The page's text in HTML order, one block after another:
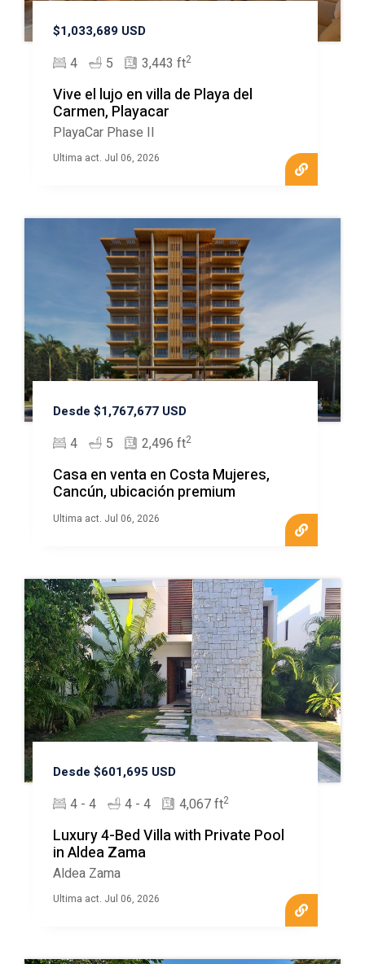
$1,033,689 USD
4 5 3,443 ft2
Vive el lujo en villa de Playa del
Carmen, Playacar
PlayaCar Phase II
Ultima act. Jul 06, 2026
Desde $1,767,677 USD
4 5 2,496 ft2
Casa en venta en Costa Mujeres,
Cancún, ubicación premium
Ultima act. Jul 06, 2026
Desde $601,695 USD
4 - 4 4 - 4 4,067 ft2
Luxury 4-Bed Villa with Private Pool
in Aldea Zama
Aldea Zama
Ultima act. Jul 06, 2026